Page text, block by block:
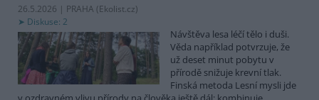
26.5.2026 | PRAHA (Ekolist.cz)
Diskuse: 2
Návštěva lesa léčí tělo i duši.
Věda například potvrzuje, že
už deset minut pobytu v
přírodě snižuje krevní tlak.
Finská metoda Lesní mysli jde